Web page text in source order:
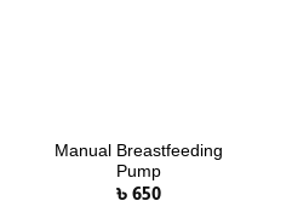
Manual Breastfeeding
Pump
৳650